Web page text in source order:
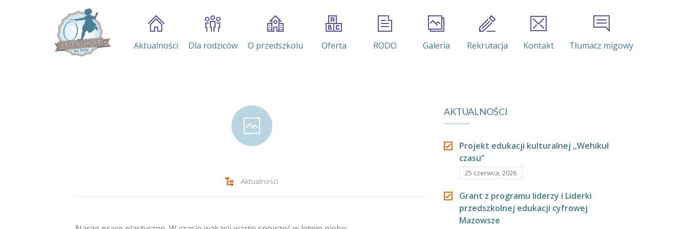
Aktualności Dla rodziców O przedszkolu Oferta RODO Galeria Rekrutacja Kontakt Tłumacz migowy
Aktualności
AKTUALNOŚCI
Projekt edukacji kulturalnej ,,Wehikuł
czasu”
25 czerwca, 2026
Grant z programu liderzy i Liderki
przedszkolnej edukacji cyfrowej
Mazowsze